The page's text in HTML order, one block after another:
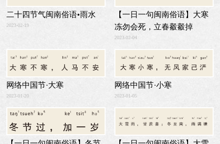
二十四节气闽南俗语•雨水
2023-02-19
【一日一句闽南俗语】大寒
冻勿会死，立春觳觳掉
2023-02-04
网络中国节·大寒
2023-01-20
网络中国节·小寒
2023-01-05